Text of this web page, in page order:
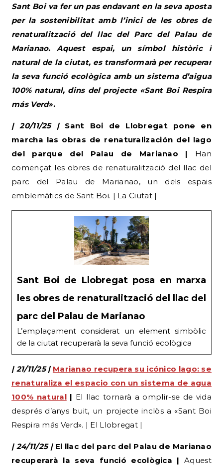
Sant Boi va fer un pas endavant en la seva aposta
per la sostenibilitat amb l’inici de les obres de
renaturalització del llac del Parc del Palau de
Marianao. Aquest espai, un símbol històric i
natural de la ciutat, es transformarà per recuperar
la seva funció ecològica amb un sistema d’aigua
100% natural, dins del projecte «Sant Boi Respira
más Verd».
| 20/11/25 | Sant Boi de Llobregat pone en
marcha las obras de renaturalización del lago
del parque del Palau de Marianao | Han
començat les obres de renaturalització del llac del
parc del Palau de Marianao, un dels espais
emblemàtics de Sant Boi. | La Ciutat |
Sant Boi de Llobregat posa en marxa
les obres de renaturalització del llac del
parc del Palau de Marianao
L’emplaçament considerat un element simbòlic
de la ciutat recuperarà la seva funció ecològica
| 21/11/25 | Marianao recupera su icónico lago: se
renaturaliza el espacio con un sistema de agua
100% natural| El llac tornarà a omplir-se de vida
després d’anys buit, un projecte inclòs a «Sant Boi
Respira más Verd». | El Llobregat |
| 24/11/25 | El llac del parc del Palau de Marianao
recuperarà la seva funció ecològica |Aquest